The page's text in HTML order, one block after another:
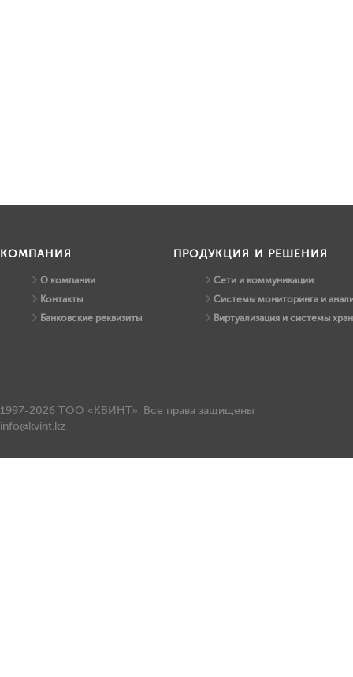
КОМПАНИЯ
О компании
Контакты
Банковские реквизиты
ПРОДУКЦИЯ И РЕШЕНИЯ
Сети и коммуникации
Системы мониторинга и
Виртуализация и системы
1997-2026 ТОО «КВИНТ». Все права защищены
info@kvint.kz